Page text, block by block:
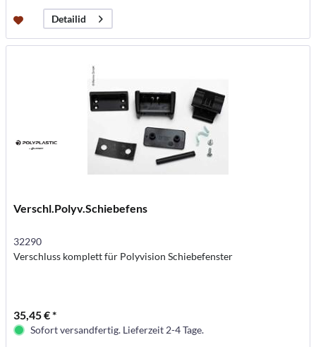
Detailid
Verschl.Polyv.Schiebefens
32290
Verschluss komplett für Polyvision Schiebefenster
35,45 € *
Sofort versandfertig. Lieferzeit 2-4 Tage.